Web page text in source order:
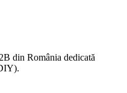
din România dedicată